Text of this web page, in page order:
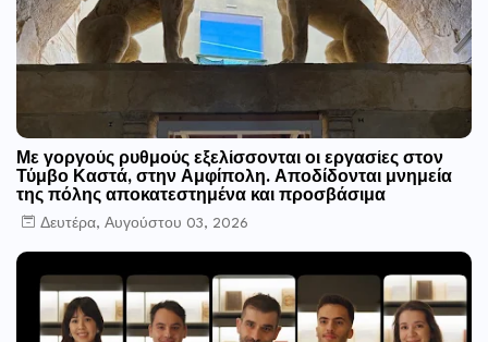
Με γοργούς ρυθμούς εξελίσσονται οι εργασίες στον
Τύμβο Καστά, στην Αμφίπολη. Αποδίδονται μνημεία
της πόλης αποκατεστημένα και προσβάσιμα
Δευτέρα, Αυγούστου 03, 2026